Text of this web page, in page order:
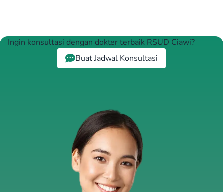
Ingin konsultasi dengan dokter terbaik RSUD Ciawi?
Buat Jadwal Konsultasi